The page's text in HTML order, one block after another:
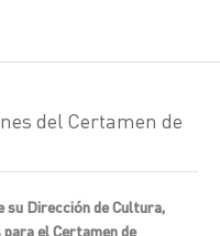
del Certamen de
su Dirección de Cultura,
el Certamen de